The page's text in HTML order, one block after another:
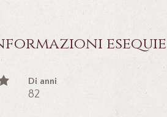
esequie
Di anni
82